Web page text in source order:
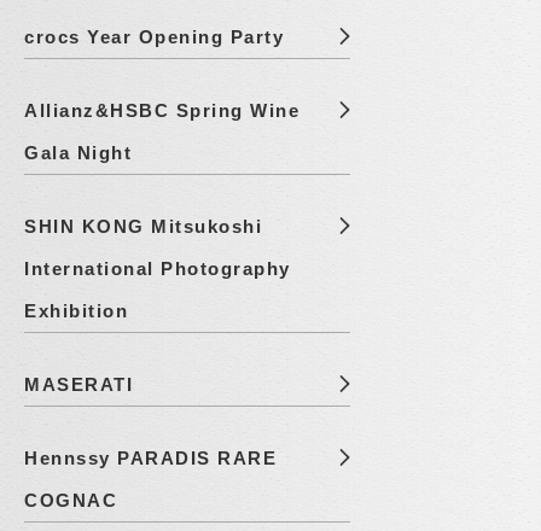
crocs Year Opening Party
Allianz&HSBC Spring Wine
Gala Night
SHIN KONG Mitsukoshi
International Photography
Exhibition
MASERATI
Hennssy PARADIS RARE
COGNAC